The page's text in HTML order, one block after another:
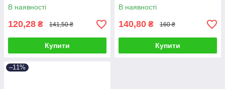
В наявності
120,28 ₴ 141,50 ₴
Купити
В наявності
140,80 ₴ 160 ₴
Купити
–11%